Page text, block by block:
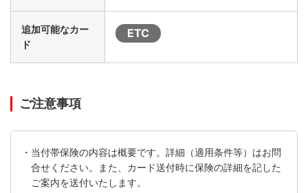
追加可能なカー
ド
ETC
ご注意事項
・当付帯保険の内容は概要です。詳細（適用条件等）はお問
合せください。また、カード送付時に保険の詳細を記した
ご案内を送付いたします。